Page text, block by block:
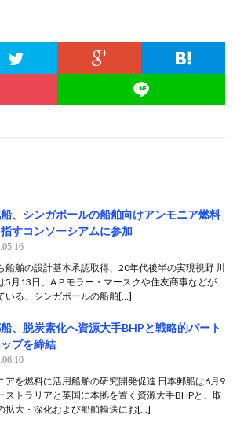
、シンガポールの船舶向けアンモニア燃料
すコンソーシアムに参加
船舶の設計基本承認取得、20年代後半の実現視野 川
5月13日、A.P.モラー・マースクや住友商事などが
いる、シンガポールの船舶[…]
、脱炭素化へ資源大手BHPと戦略的パート
プを締結
アを燃料に活用船舶の研究開発促進 日本郵船は6月9
ストラリアと英国に本拠を置く資源大手BHPと、取
拡大・深化および船舶輸送にお[…]